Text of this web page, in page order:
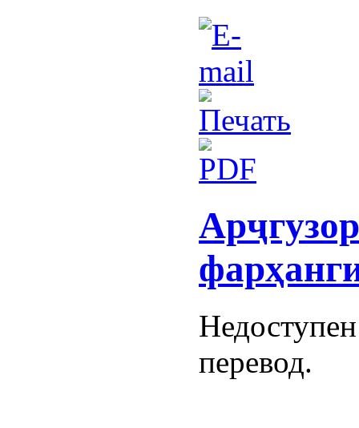
перевод.